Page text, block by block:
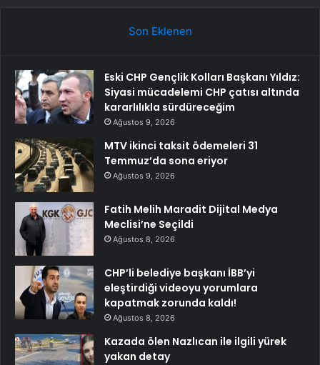
Son Eklenen
Eski CHP Gençlik Kolları Başkanı Yıldız:
Siyasi mücadelemi CHP çatısı altında
kararlılıkla sürdüreceğim
Ağustos 9, 2026
MTV ikinci taksit ödemeleri 31
Temmuz’da sona eriyor
Ağustos 9, 2026
Fatih Melih Maradit Dijital Medya
Meclisi’ne Seçildi
Ağustos 8, 2026
CHP’li belediye başkanı İBB’yi
eleştirdiği videoyu yorumlara
kapatmak zorunda kaldı!
Ağustos 8, 2026
Kazada ölen Nazlıcan ile ilgili yürek
yakan detay